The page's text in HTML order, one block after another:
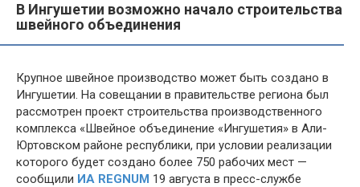
В Ингушетии возможно начало строительства
швейного объединения
Крупное швейное производство может быть создано в
Ингушетии. На совещании в правительстве региона был
рассмотрен проект строительства производственного
комплекса «Швейное объединение «Ингушетия» в Али-
Юртовском районе республики, при условии реализации
которого будет создано более 750 рабочих мест —
сообщили ИА REGNUM 19 августа в пресс-службе